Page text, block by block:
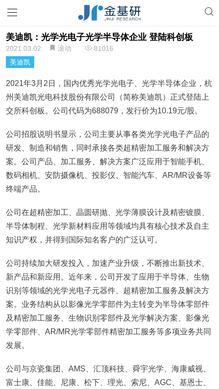
美迪凯：光学光电子光学半导体企业 登陆科创板
2021.03.02 滚动
81016
美迪凯
2021年3月2日，国内优秀光学光电子、光学半导体企业，杭
州美迪凯光电科技股份有限公司（简称美迪凯）正式登陆上
交所科创板。公司代码为688079，发行价为10.19元/股。
公司招股说明书显示，公司主要从事各类光学光电子产品的
研发、制造和销售，同时承接各类超精密加工服务和解决方
案。公司产品、加工服务、解决方案广泛应用于智能手机、
数码相机、安防摄像机、投影仪、智能汽车、AR/MR设备等
终端产品。
公司在超精密加工、晶圆研抛、光学薄膜设计及精密镀膜、
半导体制程、光学新材料应用等领域均具有核心技术及自主
知识产权，并得到国际知名客户的广泛认可。
公司持续加大研发投入，加速产业升级，不断推出新技术、
新产品和新应用。近年来，公司开发了应用于半导体、生物
识别等领域的光学光电子元器件、超精密加工服务及解决方
案。业务结构从以影像光学零部件为主转变为半导体零部件
及精密加工服务、生物识别零部件及光学解决方案、影像光
学零部件、AR/MR光学零部件精密加工服务等多项业务共同
发展。
公司与京瓷集团、AMS、汇顶科技、舜宇光学、海康威视、
富士康、佳能、尼康、松下、理光、索尼、AGC、基恩士、